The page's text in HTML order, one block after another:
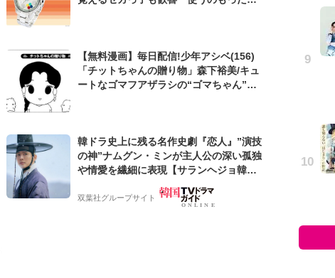
【無料漫画】毎日配信!少年アシベ(156)
「チットちゃんの贈り物」森下裕美/キュ
ートなゴマフアザラシの“ゴマちゃん”を
韓ドラ史上に残る名作史劇『恋人』”演技
の神”ナムグン・ミンが主人公の深い孤独
や情愛を繊細に表現【サランヘジョ韓ド
双葉社グループサイト